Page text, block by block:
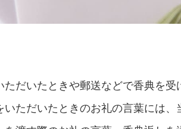
だいたときや郵送などで香典を
ただいたときのお礼の言葉には、